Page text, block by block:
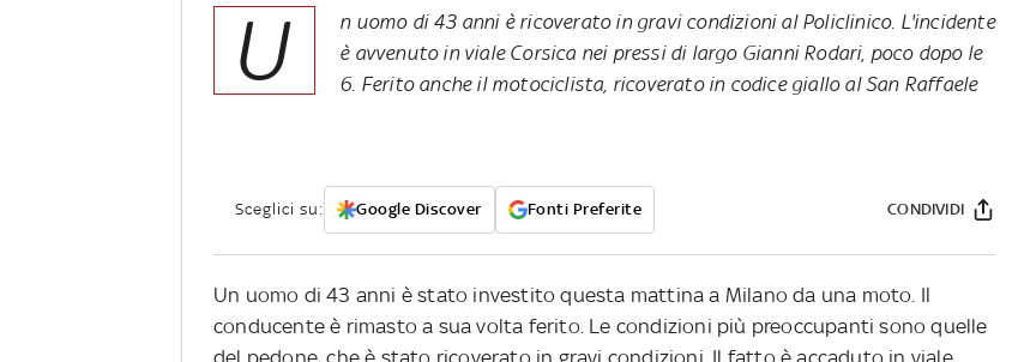
U
n uomo di 43 anni è ricoverato in gravi condizioni al Policlinico. L'incidente
è avvenuto in viale Corsica nei pressi di largo Gianni Rodari, poco dopo le
6. Ferito anche il motociclista, ricoverato in codice giallo al San Raffaele
Sceglici su: Google Discover Fonti Preferite CONDIVIDI
Un uomo di 43 anni è stato investito questa mattina a Milano da una moto. Il
conducente è rimasto a sua volta ferito. Le condizioni più preoccupanti sono quelle